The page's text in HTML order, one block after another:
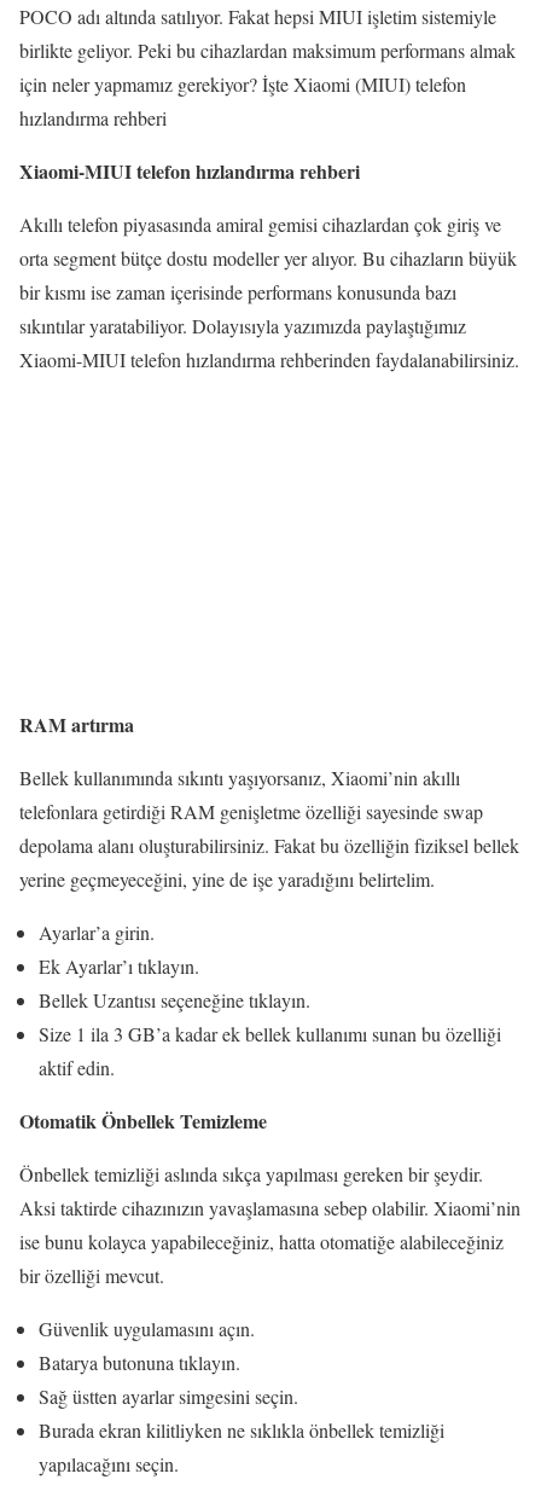
POCO adı altında satılıyor. Fakat hepsi MIUI işletim sistemiyle
birlikte geliyor. Peki bu cihazlardan maksimum performans almak
için neler yapmamız gerekiyor? İşte Xiaomi (MIUI) telefon
hızlandırma rehberi
Xiaomi-MIUI telefon hızlandırma rehberi
Akıllı telefon piyasasında amiral gemisi cihazlardan çok giriş ve
orta segment bütçe dostu modeller yer alıyor. Bu cihazların büyük
bir kısmı ise zaman içerisinde performans konusunda bazı
sıkıntılar yaratabiliyor. Dolayısıyla yazımızda paylaştığımız
Xiaomi-MIUI telefon hızlandırma rehberinden faydalanabilirsiniz.
RAM artırma
Bellek kullanımında sıkıntı yaşıyorsanız, Xiaomi’nin akıllı
telefonlara getirdiği RAM genişletme özelliği sayesinde swap
depolama alanı oluşturabilirsiniz. Fakat bu özelliğin fiziksel bellek
yerine geçmeyeceğini, yine de işe yaradığını belirtelim.
Ayarlar’a girin.
Ek Ayarlar’ı tıklayın.
Bellek Uzantısı seçeneğine tıklayın.
Size 1 ila 3 GB’a kadar ek bellek kullanımı sunan bu özelliği
aktif edin.
Otomatik Önbellek Temizleme
Önbellek temizliği aslında sıkça yapılması gereken bir şeydir.
Aksi taktirde cihazınızın yavaşlamasına sebep olabilir. Xiaomi’nin
ise bunu kolayca yapabileceğiniz, hatta otomatiğe alabileceğiniz
bir özelliği mevcut.
Güvenlik uygulamasını açın.
Batarya butonuna tıklayın.
Sağ üstten ayarlar simgesini seçin.
Burada ekran kilitliyken ne sıklıkla önbellek temizliği
yapılacağını seçin.